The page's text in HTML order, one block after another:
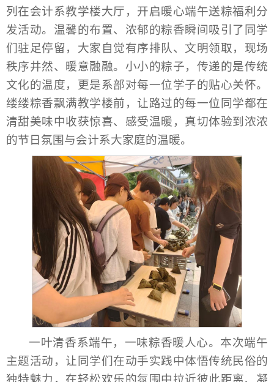
列在会计系教学楼大厅，开启暖心端午送粽福利分
发活动。温馨的布置、浓郁的粽香瞬间吸引了同学
们驻足停留，大家自觉有序排队、文明领取，现场
秩序井然、暖意融融。小小的粽子，传递的是传统
文化的温度，更是系部对每一位学子的贴心关怀。
缕缕粽香飘满教学楼前，让路过的每一位同学都在
清甜美味中收获惊喜、感受温暖，真切体验到浓浓
的节日氛围与会计系大家庭的温暖。
一叶清香系端午，一味粽香暖人心。本次端午
主题活动，让同学们在动手实践中体悟传统民俗的
独特魅力，在轻松欢乐的氛围中拉近彼此距离、凝